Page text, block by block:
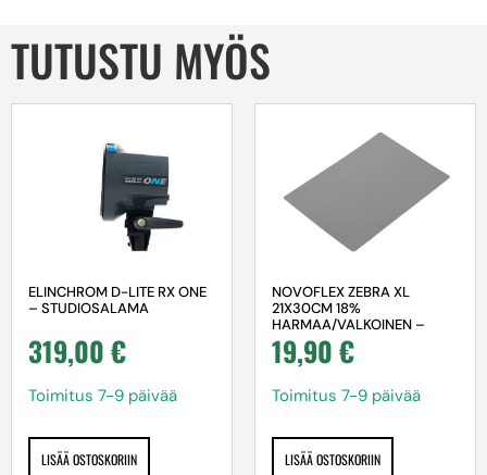
TUTUSTU MYÖS
ELINCHROM D-LITE RX ONE
– STUDIOSALAMA
319,00€
Toimitus 7-9 päivää
LISÄÄ OSTOSKORIIN
NOVOFLEX ZEBRA XL
21X30CM 18%
HARMAA/VALKOINEN –
HARMAAKORTTI
19,90€
Toimitus 7-9 päivää
LISÄÄ OSTOSKORIIN